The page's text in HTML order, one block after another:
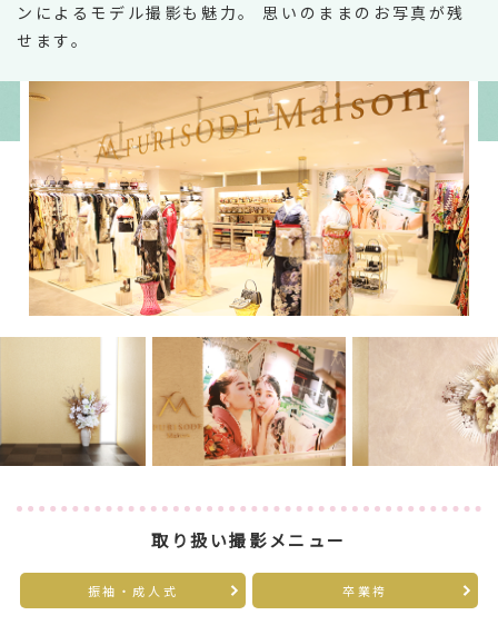
ンによるモデル撮影も魅力。
思いのままのお写真が残
せます。
取り扱い撮影メニュー
振袖・成人式 卒業袴